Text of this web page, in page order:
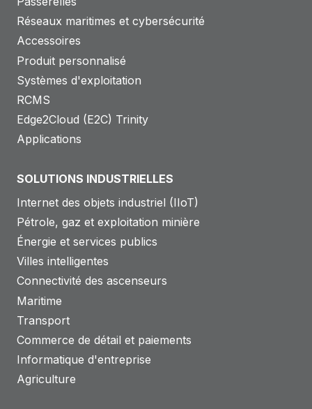
Réseaux maritimes et cybersécurité
Accessoires
Produit personnalisé
Systèmes d'exploitation
RCMS
Edge2Cloud (E2C) Trinity
Applications
SOLUTIONS INDUSTRIELLES
Internet des objets industriel (IIoT)
Pétrole, gaz et exploitation minière
Énergie et services publics
Villes intelligentes
Connectivité des ascenseurs
Maritime
Transport
Commerce de détail et paiements
Informatique d'entreprise
Agriculture